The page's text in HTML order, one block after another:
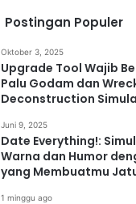
Postingan Populer
Oktober 3, 2025
Upgrade Tool Wajib
Palu Godam dan
Deconstruction
Juni 9, 2025
Date Everything!:
Warna dan Humor
yang Membuatmu
1 minggu ago